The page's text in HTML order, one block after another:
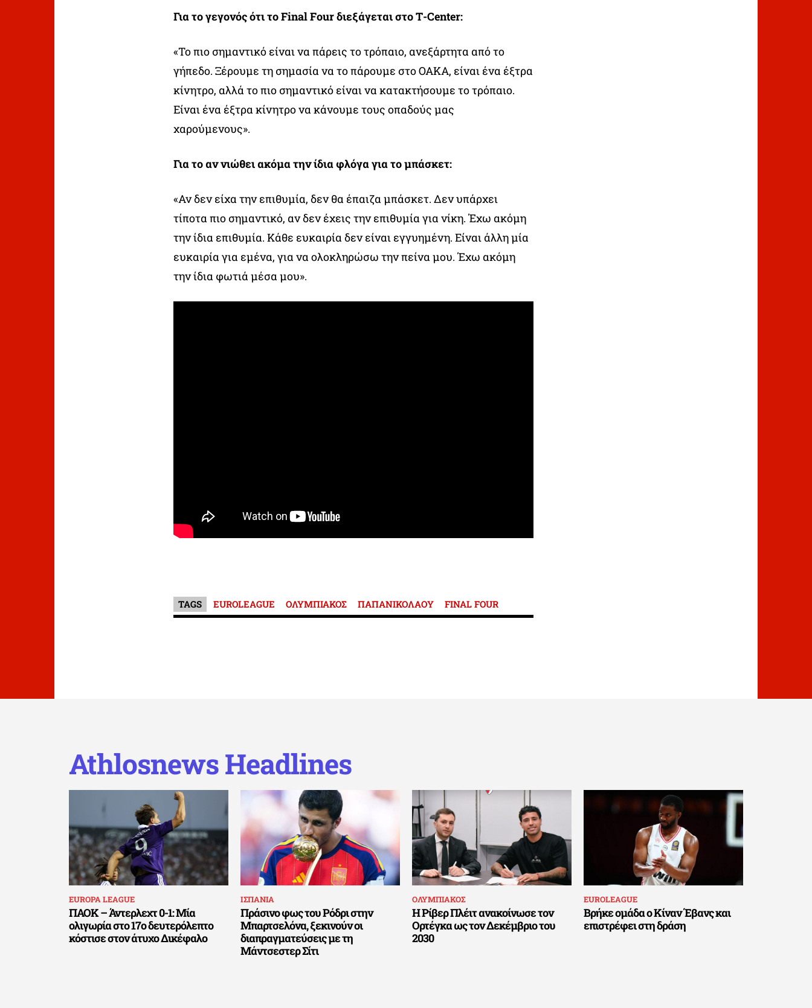
Για το γεγονός ότι το Final Four διεξάγεται στο Τ-Center:
«Το πιο σημαντικό είναι να πάρεις το τρόπαιο, ανεξάρτητα από το
γήπεδο. Ξέρουμε τη σημασία να το πάρουμε στο ΟΑΚΑ, είναι ένα έξτρα
κίνητρο, αλλά το πιο σημαντικό είναι να κατακτήσουμε το τρόπαιο.
Είναι ένα έξτρα κίνητρο να κάνουμε τους οπαδούς μας
χαρούμενους».
Για το αν νιώθει ακόμα την ίδια φλόγα για το μπάσκετ:
«Αν δεν είχα την επιθυμία, δεν θα έπαιζα μπάσκετ. Δεν υπάρχει
τίποτα πιο σημαντικό, αν δεν έχεις την επιθυμία για νίκη. Έχω ακόμη
την ίδια επιθυμία. Κάθε ευκαιρία δεν είναι εγγυημένη. Είναι άλλη μία
ευκαιρία για εμένα, για να ολοκληρώσω την πείνα μου. Έχω ακόμη
την ίδια φωτιά μέσα μου».
TAGS EUROLEAGUE ΟΛΥΜΠΙΑΚΟΣ ΠΑΠΑΝΙΚΟΛΑΟΥ FINAL FOUR
Athlosnews Headlines
EUROPA LEAGUE
ΠΑΟΚ – Άντερλεχτ 0-1: Μία
ολιγωρία στο 17ο δευτερόλεπτο
κόστισε στον άτυχο Δικέφαλο
ΙΣΠΑΝΙΑ
Πράσινο φως του Ρόδρι στην
Μπαρτσελόνα, ξεκινούν οι
διαπραγματεύσεις με τη
Μάντσεστερ Σίτι
ΟΛΥΜΠΙΑΚΟΣ
Η Ρίβερ Πλέιτ ανακοίνωσε τον
Ορτέγκα ως τον Δεκέμβριο του
2030
EUROLEAGUE
Βρήκε ομάδα ο Κίναν Έβανς και
επιστρέφει στη δράση